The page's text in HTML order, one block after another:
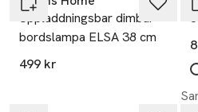
Uppladdningsbar dimbar
bordslampa ELSA 38 cm
499 kr